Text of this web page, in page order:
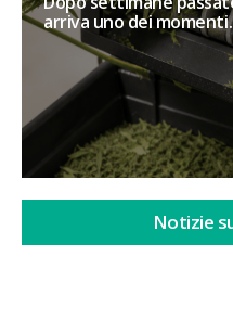
arriva uno dei
Notizie